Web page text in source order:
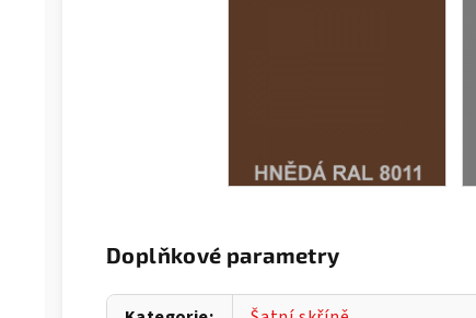
Doplňkové parametry